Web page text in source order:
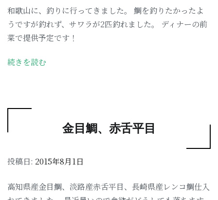
和歌山に、釣りに行ってきました。 鯛を釣りたかったよ
うですが釣れず、サワラが2匹釣れました。 ディナーの前
菜で提供予定です！
続きを読む
金目鯛、赤舌平目
投稿日: 2015年8月1日
高知県産金目鯛、淡路産赤舌平目、長崎県産レンコ鯛仕入